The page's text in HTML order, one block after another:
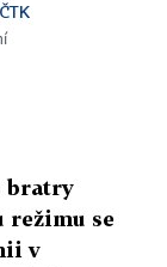
ČTK
bratry
se
v